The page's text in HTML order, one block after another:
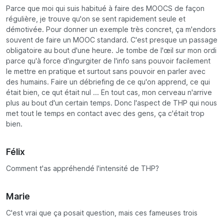
Parce que moi qui suis habitué à faire des MOOCS de façon
régulière, je trouve qu'on se sent rapidement seule et
démotivée. Pour donner un exemple très concret, ça m'endors
souvent de faire un MOOC standard. C'est presque un passage
obligatoire au bout d'une heure. Je tombe de l'œil sur mon ordi
parce qu'à force d'ingurgiter de l'info sans pouvoir facilement
le mettre en pratique et surtout sans pouvoir en parler avec
des humains. Faire un débriefing de ce qu'on apprend, ce qui
était bien, ce qut était nul ... En tout cas, mon cerveau n'arrive
plus au bout d'un certain temps. Donc l'aspect de THP qui nous
met tout le temps en contact avec des gens, ça c'était trop
bien.
Félix
Comment t'as appréhendé l'intensité de THP?
Marie
C'est vrai que ça posait question, mais ces fameuses trois